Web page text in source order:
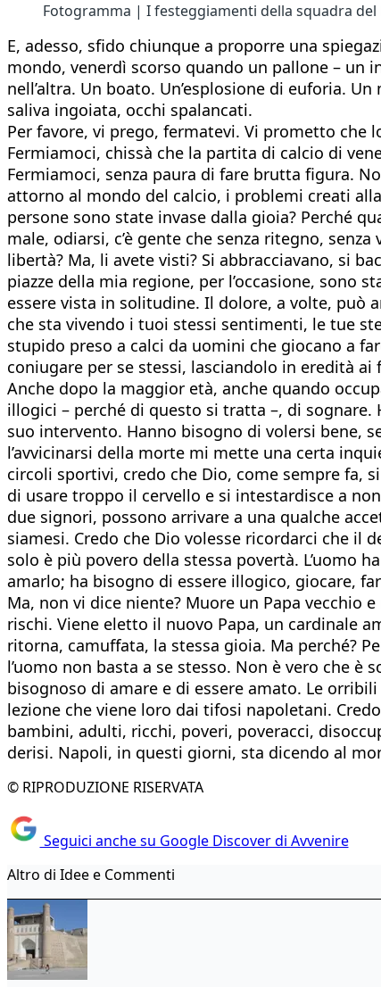
Fotogramma | I festeggiamenti della squadra
E, adesso, sfido chiunque a proporre una
mondo, venerdì scorso quando un pallone – un
nell’altra. Un boato. Un’esplosione di euforia.
saliva ingoiata, occhi spalancati.
Per favore, vi prego, fermatevi. Vi prometto che
Fermiamoci, chissà che la partita di calcio di
Fermiamoci, senza paura di fare brutta figura.
attorno al mondo del calcio, i problemi creati
persone sono state invase dalla gioia? Perché
male, odiarsi, c’è gente che senza ritegno,
libertà? Ma, li avete visti? Si abbracciavano, si
piazze della mia regione, per l’occasione, sono
essere vista in solitudine. Il dolore, a volte, può
che sta vivendo i tuoi stessi sentimenti, le tue
stupido preso a calci da uomini che giocano a
coniugare per se stessi, lasciandolo in eredità
Anche dopo la maggior età, anche quando
illogici – perché di questo si tratta –, di
suo intervento. Hanno bisogno di volersi bene,
l’avvicinarsi della morte mi mette una certa
circoli sportivi, credo che Dio, come sempre fa,
di usare troppo il cervello e si intestardisce a
due signori, possono arrivare a una qualche
siamesi. Credo che Dio volesse ricordarci che
solo è più povero della stessa povertà. L’uomo
amarlo; ha bisogno di essere illogico, giocare,
Ma, non vi dice niente? Muore un Papa vecchio
rischi. Viene eletto il nuovo Papa, un cardinale
ritorna, camuffata, la stessa gioia. Ma perché?
l’uomo non basta a se stesso. Non è vero che
bisognoso di amare e di essere amato. Le
lezione che viene loro dai tifosi napoletani.
bambini, adulti, ricchi, poveri, poveracci,
derisi. Napoli, in questi giorni, sta dicendo al
© RIPRODUZIONE RISERVATA
Seguici anche su Google Discover di Avvenire
Altro di Idee e Commenti